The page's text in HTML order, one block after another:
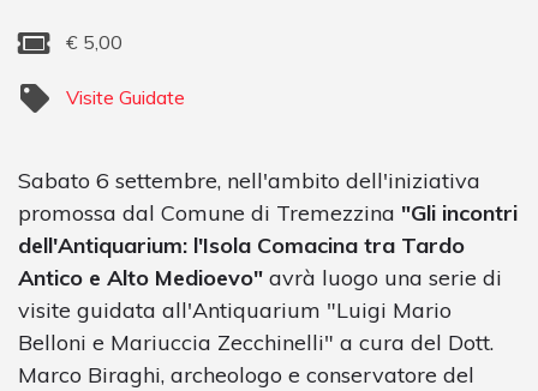
€ 5,00
Visite Guidate
Sabato 6 settembre, nell'ambito dell'iniziativa
promossa dal Comune di Tremezzina "Gli incontri
dell'Antiquarium: l'Isola Comacina tra Tardo
Antico e Alto Medioevo" avrà luogo una serie di
visite guidata all'Antiquarium "Luigi Mario
Belloni e Mariuccia Zecchinelli" a cura del Dott.
Marco Biraghi, archeologo e conservatore del